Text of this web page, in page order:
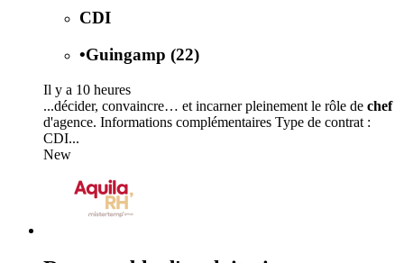
CDI
•Guingamp (22)
Il y a 10 heures
...décider, convaincre… et incarner pleinement le rôle de chef
d'agence. Informations complémentaires Type de contrat :
CDI...
New